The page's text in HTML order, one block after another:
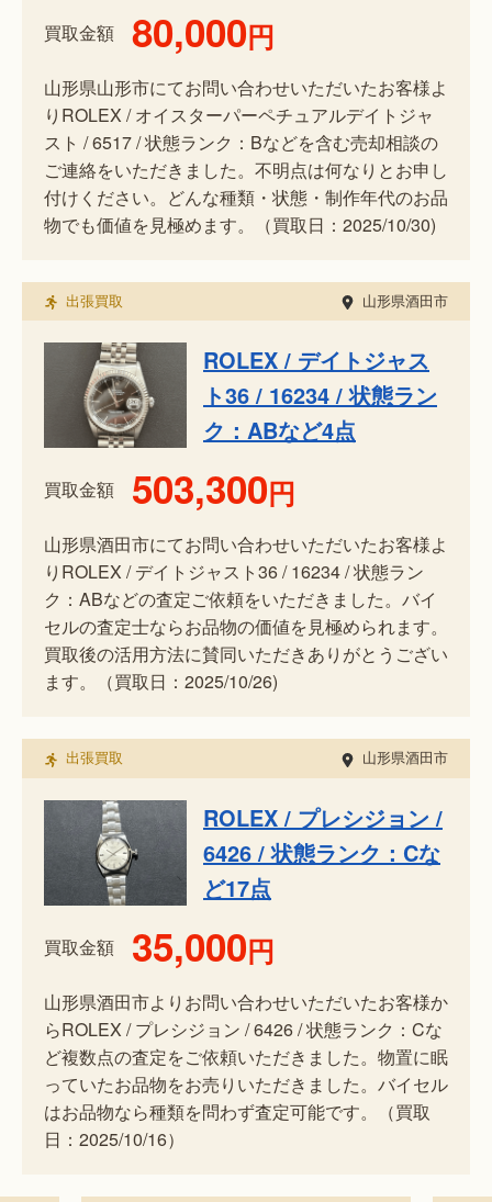
買取金額 80,000円
山形県山形市にてお問い合わせいただいたお客様よ
りROLEX / オイスターパーペチュアルデイトジャ
スト / 6517 / 状態ランク：Bなどを含む売却相談の
ご連絡をいただきました。不明点は何なりとお申し
付けください。どんな種類・状態・制作年代のお品
物でも価値を見極めます。（買取日：2025/10/30)
出張買取 山形県酒田市
ROLEX / デイトジャス
ト36 / 16234 / 状態ラン
ク：ABなど4点
買取金額 503,300円
山形県酒田市にてお問い合わせいただいたお客様よ
りROLEX / デイトジャスト36 / 16234 / 状態ラン
ク：ABなどの査定ご依頼をいただきました。バイ
セルの査定士ならお品物の価値を見極められます。
買取後の活用方法に賛同いただきありがとうござい
ます。（買取日：2025/10/26)
出張買取 山形県酒田市
ROLEX / プレシジョン /
6426 / 状態ランク：Cな
ど17点
買取金額 35,000円
山形県酒田市よりお問い合わせいただいたお客様か
らROLEX / プレシジョン / 6426 / 状態ランク：Cな
ど複数点の査定をご依頼いただきました。物置に眠
っていたお品物をお売りいただきました。バイセル
はお品物なら種類を問わず査定可能です。（買取
日：2025/10/16）